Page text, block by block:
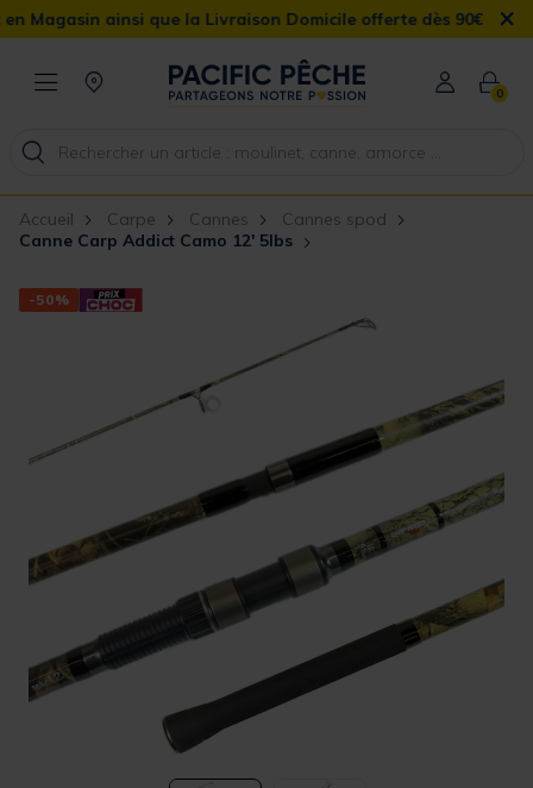
ainsi que la Livraison Domicile offerte dès 90€ ×
0
Accueil Carpe Cannes
Cannes spod
Canne Carp Addict Camo 12' 5lbs
-50%